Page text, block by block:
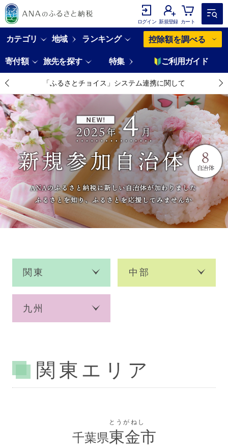
ログイン 新規登録 カート
カテゴリ 地域 ランキング 控除額を調べる
寄付額 旅先を探す 特集 ご利用ガイド
「ふるさとチョイス」システム連携に関して
関東 中部
九州
関東エリア
千葉県
とうがねし
東金市